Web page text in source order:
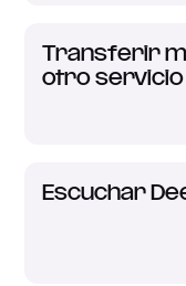
Transferir
otro servicio
Escuchar